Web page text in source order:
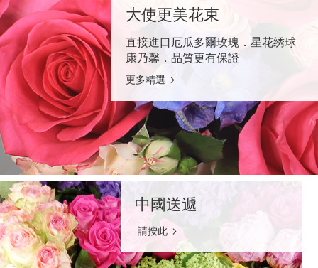
大使更美花束
直接進口厄瓜多爾玫瑰．星花绣球
康乃馨．品質更有保證
更多精選
中國送遞
請按此